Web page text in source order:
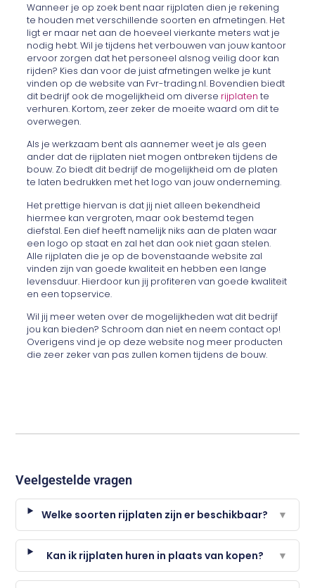
Wanneer je op zoek bent naar rijplaten dien je rekening
te houden met verschillende soorten en afmetingen. Het
ligt er maar net aan de hoeveel vierkante meters wat je
nodig hebt. Wil je tijdens het verbouwen van jouw kantoor
ervoor zorgen dat het personeel alsnog veilig door kan
rijden? Kies dan voor de juist afmetingen welke je kunt
vinden op de website van Fvr-trading.nl. Bovendien biedt
dit bedrijf ook de mogelijkheid om diverse rijplaten te
verhuren. Kortom, zeer zeker de moeite waard om dit te
overwegen.
Als je werkzaam bent als aannemer weet je als geen
ander dat de rijplaten niet mogen ontbreken tijdens de
bouw. Zo biedt dit bedrijf de mogelijkheid om de platen
te laten bedrukken met het logo van jouw onderneming.
Het prettige hiervan is dat jij niet alleen bekendheid
hiermee kan vergroten, maar ook bestemd tegen
diefstal. Een dief heeft namelijk niks aan de platen waar
een logo op staat en zal het dan ook niet gaan stelen.
Alle rijplaten die je op de bovenstaande website zal
vinden zijn van goede kwaliteit en hebben een lange
levensduur. Hierdoor kun jij profiteren van goede kwaliteit
en een topservice.
Wil jij meer weten over de mogelijkheden wat dit bedrijf
jou kan bieden? Schroom dan niet en neem contact op!
Overigens vind je op deze website nog meer producten
die zeer zeker van pas zullen komen tijdens de bouw.
Veelgestelde vragen
Welke soorten rijplaten zijn er beschikbaar? ▼
Kan ik rijplaten huren in plaats van kopen? ▼